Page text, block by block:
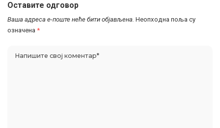
Оставите одговор
Ваша адреса е-поште неће бити објављена. Неопходна поља су
означена *